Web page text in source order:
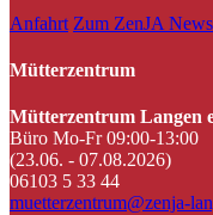
Anfahrt Zum ZenJA
Mütterzentrum
Mütterzentrum Langen
Büro Mo-Fr 09:00-13:00
(23.06. - 07.08.2026)
06103 5 33 44
muetterzentrum@zenja-